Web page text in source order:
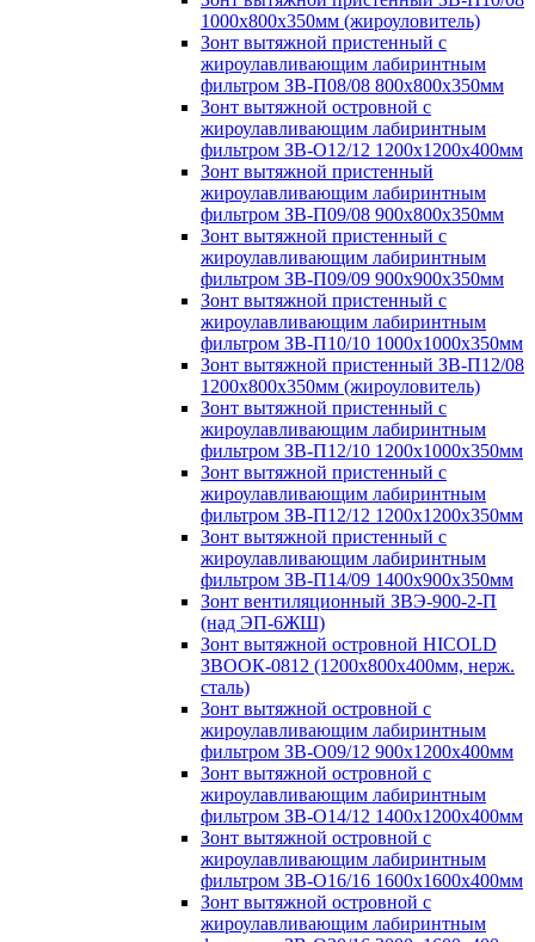
1000х800х350мм (жироуловитель)
Зонт вытяжной пристенный с
жироулавливающим лабиринтным
фильтром ЗВ-П08/08 800х800х350мм
Зонт вытяжной островной с
жироулавливающим лабиринтным
фильтром ЗВ-О12/12 1200х1200х400мм
Зонт вытяжной пристенный
жироулавливающим лабиринтным
фильтром ЗВ-П09/08 900х800х350мм
Зонт вытяжной пристенный с
жироулавливающим лабиринтным
фильтром ЗВ-П09/09 900х900х350мм
Зонт вытяжной пристенный с
жироулавливающим лабиринтным
фильтром ЗВ-П10/10 1000х1000х350мм
Зонт вытяжной пристенный ЗВ-П12/08
1200х800х350мм (жироуловитель)
Зонт вытяжной пристенный с
жироулавливающим лабиринтным
фильтром ЗВ-П12/10 1200х1000х350мм
Зонт вытяжной пристенный с
жироулавливающим лабиринтным
фильтром ЗВ-П12/12 1200х1200х350мм
Зонт вытяжной пристенный с
жироулавливающим лабиринтным
фильтром ЗВ-П14/09 1400х900х350мм
Зонт вентиляционный ЗВЭ-900-2-П
(над ЭП-6ЖШ)
Зонт вытяжной островной HICOLD
ЗВООК-0812 (1200х800x400мм, нерж.
сталь)
Зонт вытяжной островной с
жироулавливающим лабиринтным
фильтром ЗВ-О09/12 900х1200х400мм
Зонт вытяжной островной с
жироулавливающим лабиринтным
фильтром ЗВ-О14/12 1400х1200х400мм
Зонт вытяжной островной с
жироулавливающим лабиринтным
фильтром ЗВ-О16/16 1600х1600х400мм
Зонт вытяжной островной с
жироулавливающим лабиринтным